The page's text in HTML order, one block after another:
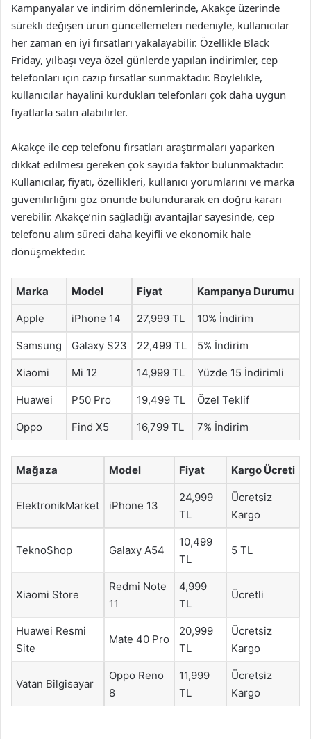
Kampanyalar ve indirim dönemlerinde, Akakçe üzerinde
sürekli değişen ürün güncellemeleri nedeniyle, kullanıcılar
her zaman en iyi fırsatları yakalayabilir. Özellikle Black
Friday, yılbaşı veya özel günlerde yapılan indirimler, cep
telefonları için cazip fırsatlar sunmaktadır. Böylelikle,
kullanıcılar hayalini kurdukları telefonları çok daha uygun
fiyatlarla satın alabilirler.
Akakçe ile cep telefonu fırsatları araştırmaları yaparken
dikkat edilmesi gereken çok sayıda faktör bulunmaktadır.
Kullanıcılar, fiyatı, özellikleri, kullanıcı yorumlarını ve marka
güvenilirliğini göz önünde bulundurarak en doğru kararı
verebilir. Akakçe’nin sağladığı avantajlar sayesinde, cep
telefonu alım süreci daha keyifli ve ekonomik hale
dönüşmektedir.
Marka Model Fiyat Kampanya Durumu
Apple iPhone 14 27,999 TL 10% İndirim
Samsung Galaxy S23 22,499 TL 5% İndirim
Xiaomi Mi 12 14,999 TL Yüzde 15 İndirimli
Huawei P50 Pro 19,499 TL Özel Teklif
Oppo Find X5 16,799 TL 7% İndirim
Mağaza Model Fiyat Kargo Ücreti
ElektronikMarket iPhone 13
24,999
TL
Ücretsiz
Kargo
TeknoShop Galaxy A54
10,499
TL
5 TL
Xiaomi Store
Redmi Note
11
4,999
TL
Ücretli
Huawei Resmi
Site
Mate 40 Pro
20,999
TL
Ücretsiz
Kargo
Vatan Bilgisayar
Oppo Reno
8
11,999
TL
Ücretsiz
Kargo